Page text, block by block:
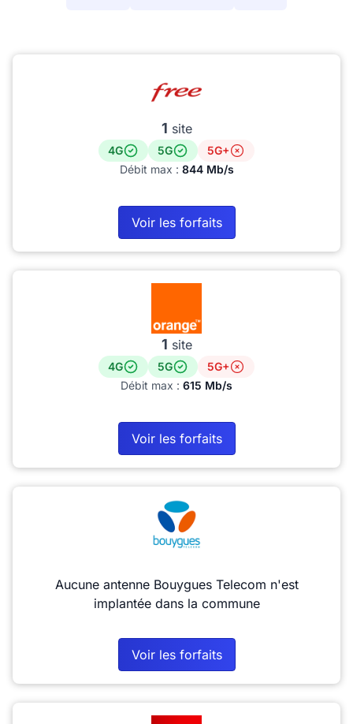
1 site
4G 5G
5G+
Débit max : 844 Mb/s
Voir les forfaits
1 site
4G 5G
5G+
Débit max : 615 Mb/s
Voir les forfaits
Aucune antenne Bouygues Telecom n'est
implantée dans la commune
Voir les forfaits